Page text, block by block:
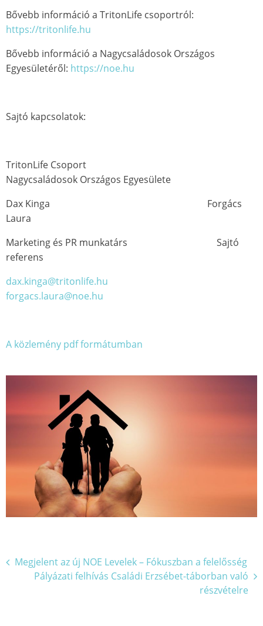
Bővebb információ a TritonLife csoportról:
https://tritonlife.hu
Bővebb információ a Nagycsaládosok Országos
Egyesületéről: https://noe.hu
Sajtó kapcsolatok:
TritonLife Csoport
Nagycsaládosok Országos Egyesülete
Dax Kinga Forgács
Laura
Marketing és PR munkatárs Sajtó
referens
dax.kinga@tritonlife.hu
forgacs.laura@noe.hu
A közlemény pdf formátumban
Bejegyzés
navigáció
Megjelent az új NOE Levelek – Fókuszban a felelősség
Pályázati felhívás Családi Erzsébet-táborban való
részvételre